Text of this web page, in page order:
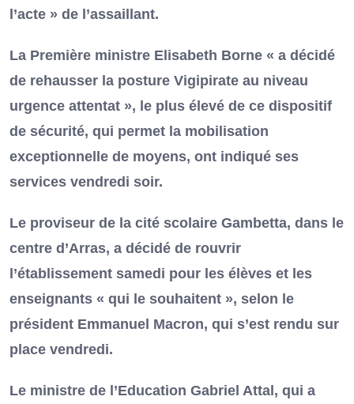
l’acte » de l’assaillant.
La Première ministre Elisabeth Borne « a décidé
de rehausser la posture Vigipirate au niveau
urgence attentat », le plus élevé de ce dispositif
de sécurité, qui permet la mobilisation
exceptionnelle de moyens, ont indiqué ses
services vendredi soir.
Le proviseur de la cité scolaire Gambetta, dans le
centre d’Arras, a décidé de rouvrir
l’établissement samedi pour les élèves et les
enseignants « qui le souhaitent », selon le
président Emmanuel Macron, qui s’est rendu sur
place vendredi.
Le ministre de l’Education Gabriel Attal, qui a